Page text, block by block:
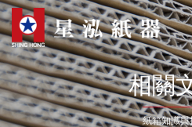
相關
紙箱知識與